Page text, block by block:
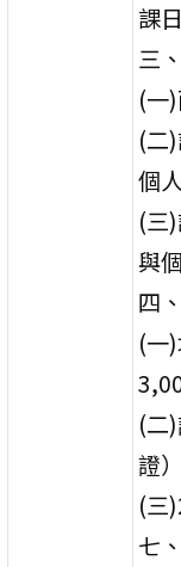
課
三
(一
(二
個
(三
與
四
(一
(二
證
(三
七